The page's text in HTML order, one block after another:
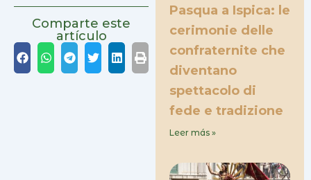
Comparte este
artículo
Pasqua a Ispica: le
cerimonie delle
confraternite che
diventano
spettacolo di
fede e tradizione
Leer más »